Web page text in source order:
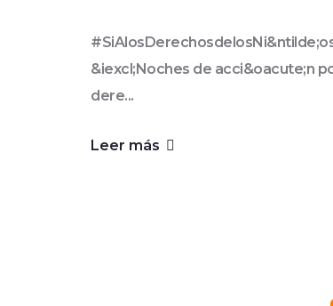
&iexcl;Noches de acci&oacute;n
dere...
Leer más